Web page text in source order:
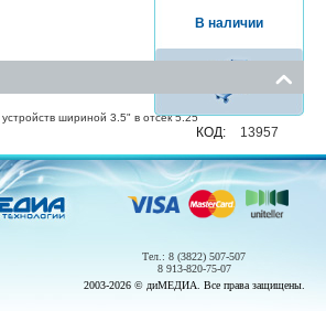
КОД: 13957
В наличии
шириной 3.5" в отсек 5.25"
Тел.: 8 (3822) 507-507
8 913-820-75-07
2003-2026 © диМЕДИА. Все права защищены.